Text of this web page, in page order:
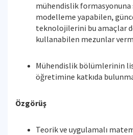
mühendislik
modelleme yapabilen,
teknolojilerini bu amaçlar
kullanabilen mezunlar
Mühendislik bölümlerinin
öğretimine katkıda
Özgörüş
Teorik ve uygulamalı